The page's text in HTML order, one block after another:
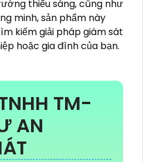
thiếu sáng, cũng như
minh, sản phẩm này
kiếm giải pháp giám sát
hoặc gia đình của bạn.
TM-
AN